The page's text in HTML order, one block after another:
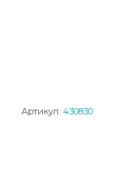
Артикул: 430830